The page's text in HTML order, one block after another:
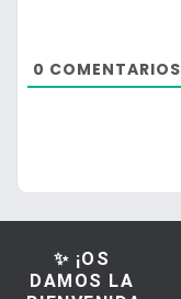
0 COMENTARIOS
✨ ¡OS
DAMOS LA